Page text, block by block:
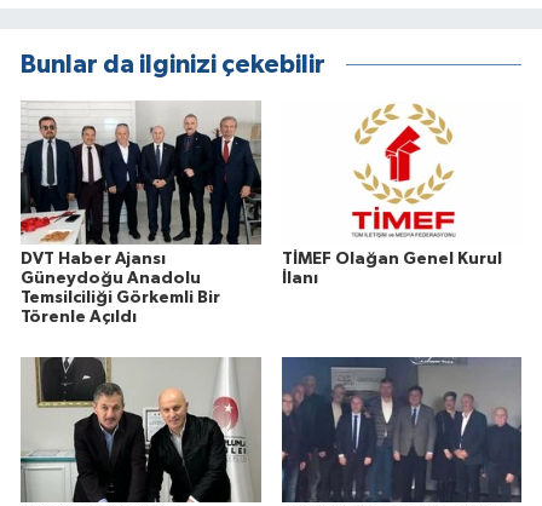
Bunlar da ilginizi çekebilir
DVT Haber Ajansı
Güneydoğu Anadolu
Temsilciliği Görkemli Bir
Törenle Açıldı
TİMEF Olağan Genel Kurul
İlanı